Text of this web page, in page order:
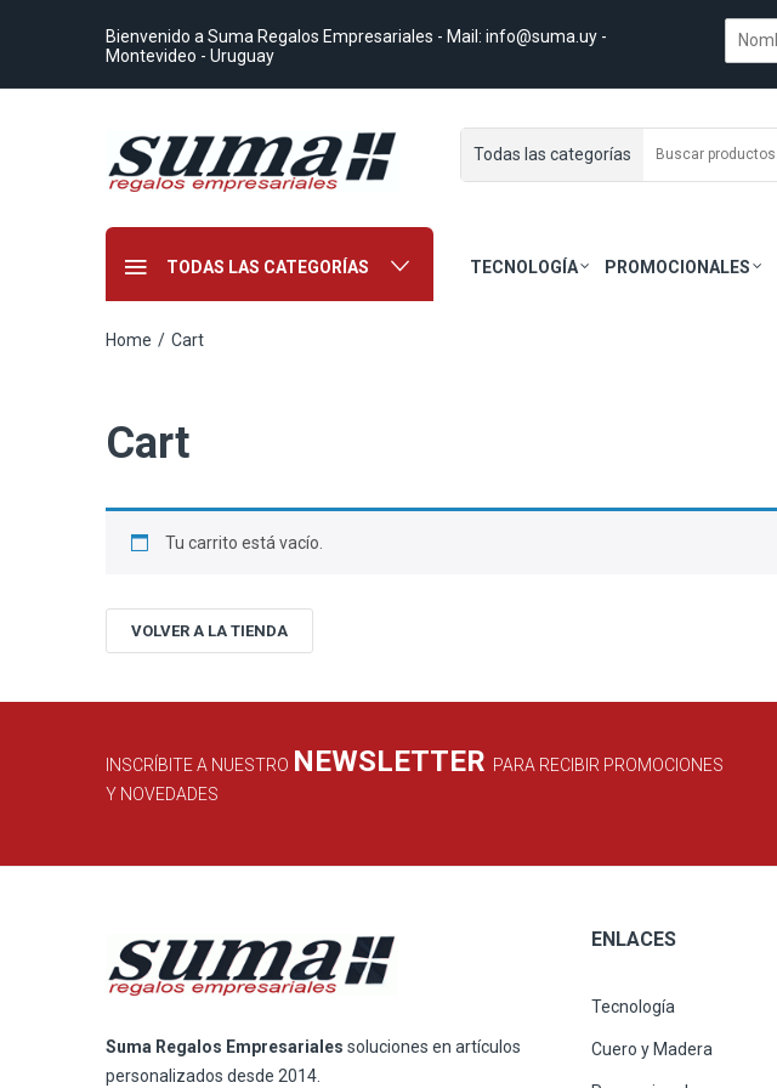
Bienvenido a Suma Regalos Empresariales - Mail: info@suma.uy -
Montevideo - Uruguay
Todas las categorías
TODAS LAS CATEGORÍAS TECNOLOGÍA PROMOCIONALES
Home / Cart
Cart
Tu carrito está vacío.
VOLVER A LA TIENDA
INSCRÍBITE A NUESTRO NEWSLETTER PARA RECIBIR PROMOCIONES
Y NOVEDADES
Suma Regalos Empresariales soluciones en artículos
personalizados desde 2014.
ENLACES
Tecnología
Cuero y Madera